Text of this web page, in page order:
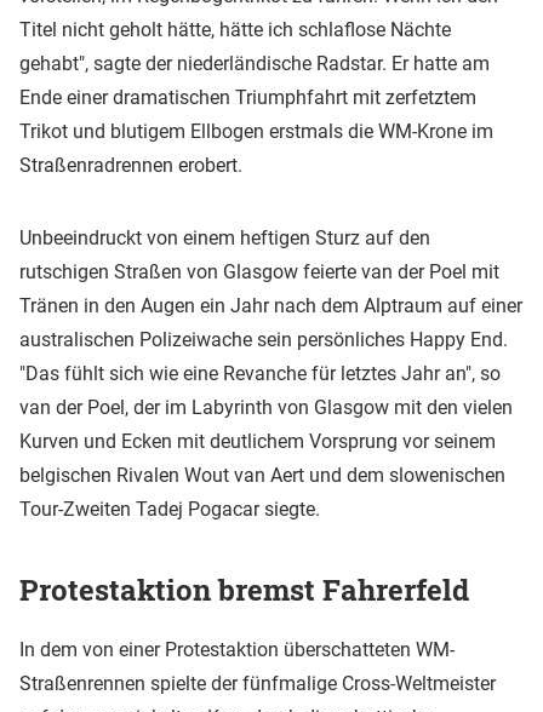
Titel nicht geholt hätte, hätte ich schlaflose Nächte
gehabt", sagte der niederländische Radstar. Er hatte am
Ende einer dramatischen Triumphfahrt mit zerfetztem
Trikot und blutigem Ellbogen erstmals die WM-Krone im
Straßenradrennen erobert.
Unbeeindruckt von einem heftigen Sturz auf den
rutschigen Straßen von Glasgow feierte van der Poel mit
Tränen in den Augen ein Jahr nach dem Alptraum auf einer
australischen Polizeiwache sein persönliches Happy End.
"Das fühlt sich wie eine Revanche für letztes Jahr an", so
van der Poel, der im Labyrinth von Glasgow mit den vielen
Kurven und Ecken mit deutlichem Vorsprung vor seinem
belgischen Rivalen Wout van Aert und dem slowenischen
Tour-Zweiten Tadej Pogacar siegte.
Protestaktion bremst Fahrerfeld
In dem von einer Protestaktion überschatteten WM-
Straßenrennen spielte der fünfmalige Cross-Weltmeister